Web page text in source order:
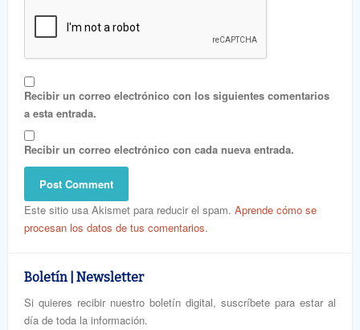
Recibir un correo electrónico con los siguientes comentarios
a esta entrada.
Recibir un correo electrónico con cada nueva entrada.
Este sitio usa Akismet para reducir el spam. Aprende cómo se
procesan los datos de tus comentarios.
Boletín | Newsletter
Si quieres recibir nuestro boletín digital, suscríbete para estar al
día de toda la información.